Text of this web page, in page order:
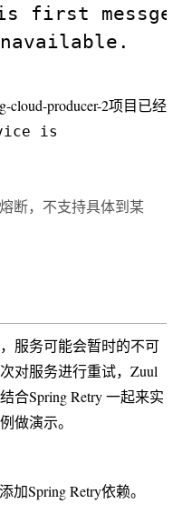
first messge
producer-2项目已经
is
断，不支持具体到某
服务可能会暂时的不可
对服务进行重试，Zuul
合Spring Retry 一起来实
做演示。
加Spring Retry依赖。